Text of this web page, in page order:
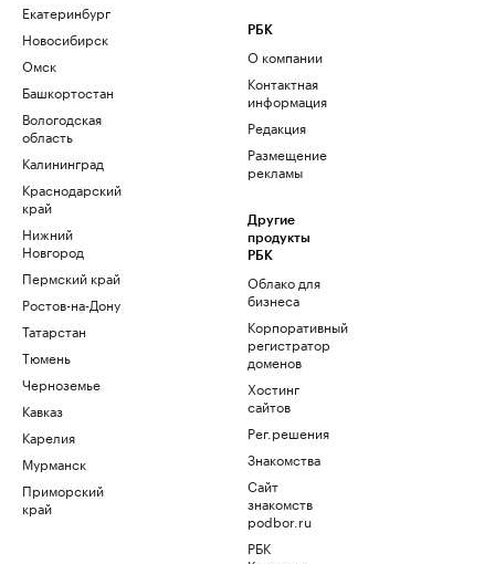
Екатеринбург
Новосибирск
Омск
Башкортостан
Вологодская
область
Калининград
Краснодарский
край
Нижний
Новгород
Пермский край
Ростов-на-Дону
Татарстан
Тюмень
Черноземье
Кавказ
Карелия
Мурманск
Приморский
край
РБК
О компании
Контактная
информация
Редакция
Размещение
рекламы
Другие
продукты
РБК
Облако для
бизнеса
Корпоративный
регистратор
доменов
Хостинг
сайтов
Рег.решения
Знакомства
Сайт
знакомств
podbor.ru
РБК